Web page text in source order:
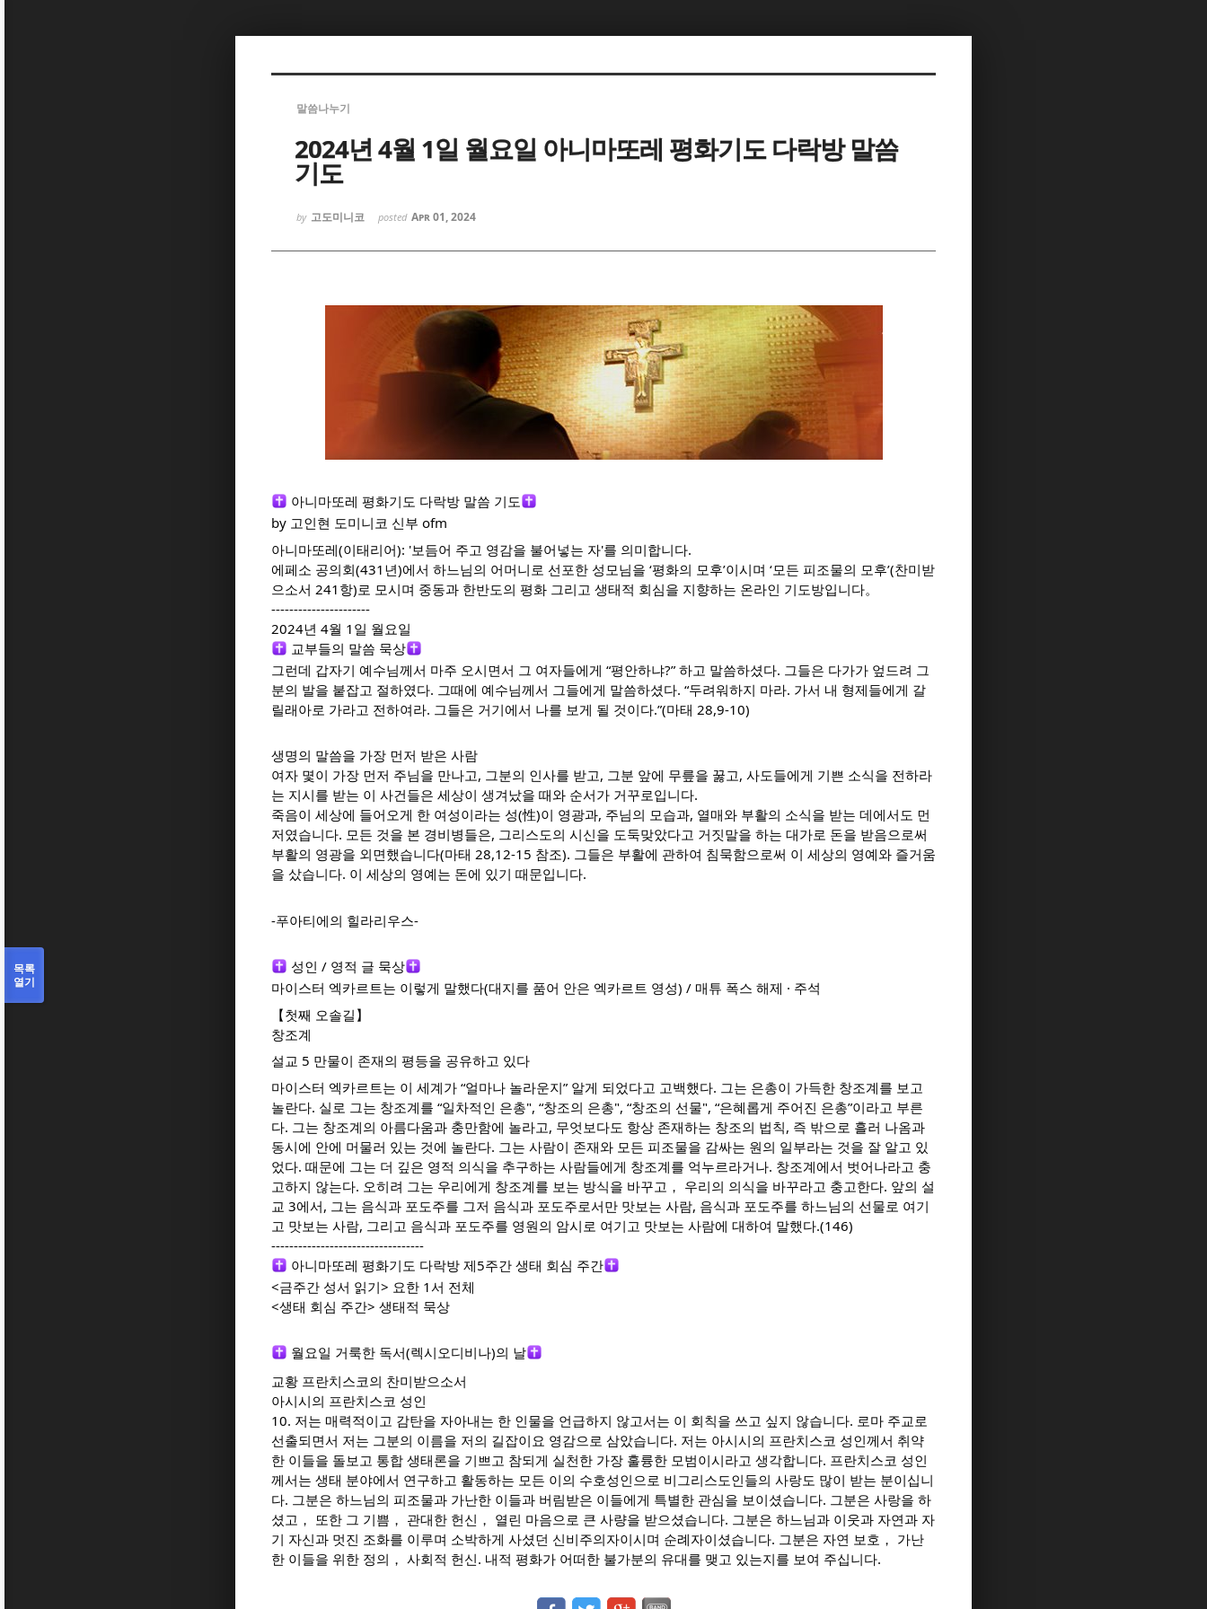
말씀나누기
2024년 4월 1일 월요일 아니마또레 평화기도 다락방 말씀
기도
by 고도미니코 posted Apr 01, 2024
아니마또레 평화기도 다락방 말씀 기도
by 고인현 도미니코 신부 ofm
아니마또레(이태리어): '보듬어 주고 영감을 불어넣는 자'를 의미합니다.
에페소 공의회(431년)에서 하느님의 어머니로 선포한 성모님을 ‘평화의 모후’이시며 ‘모든 피조물의 모후’(찬미받
으소서 241항)로 모시며 중동과 한반도의 평화 그리고 생태적 회심을 지향하는 온라인 기도방입니다。
----------------------
2024년 4월 1일 월요일
교부들의 말씀 묵상
그런데 갑자기 예수님께서 마주 오시면서 그 여자들에게 “평안하냐?” 하고 말씀하셨다. 그들은 다가가 엎드려 그
분의 발을 붙잡고 절하였다. 그때에 예수님께서 그들에게 말씀하셨다. “두려워하지 마라. 가서 내 형제들에게 갈
릴래아로 가라고 전하여라. 그들은 거기에서 나를 보게 될 것이다.”(마태 28,9-10)
생명의 말씀을 가장 먼저 받은 사람
여자 몇이 가장 먼저 주님을 만나고, 그분의 인사를 받고, 그분 앞에 무릎을 꿇고, 사도들에게 기쁜 소식을 전하라
는 지시를 받는 이 사건들은 세상이 생겨났을 때와 순서가 거꾸로입니다.
죽음이 세상에 들어오게 한 여성이라는 성(性)이 영광과, 주님의 모습과, 열매와 부활의 소식을 받는 데에서도 먼
저였습니다. 모든 것을 본 경비병들은, 그리스도의 시신을 도둑맞았다고 거짓말을 하는 대가로 돈을 받음으로써
부활의 영광을 외면했습니다(마태 28,12-15 참조). 그들은 부활에 관하여 침묵함으로써 이 세상의 영예와 즐거움
을 샀습니다. 이 세상의 영예는 돈에 있기 때문입니다.
-푸아티에의 힐라리우스-
성인 / 영적 글 묵상
마이스터 엑카르트는 이렇게 말했다(대지를 품어 안은 엑카르트 영성) / 매튜 폭스 해제 · 주석
【첫째 오솔길】
창조계
설교 5 만물이 존재의 평등을 공유하고 있다
마이스터 엑카르트는 이 세계가 “얼마나 놀라운지” 알게 되었다고 고백했다. 그는 은총이 가득한 창조계를 보고
놀란다. 실로 그는 창조계를 “일차적인 은총", “창조의 은총", “창조의 선물", “은혜롭게 주어진 은총”이라고 부른
다. 그는 창조계의 아름다움과 충만함에 놀라고, 무엇보다도 항상 존재하는 창조의 법칙, 즉 밖으로 흘러 나옴과
동시에 안에 머물러 있는 것에 놀란다. 그는 사람이 존재와 모든 피조물을 감싸는 원의 일부라는 것을 잘 알고 있
었다. 때문에 그는 더 깊은 영적 의식을 추구하는 사람들에게 창조계를 억누르라거나. 창조계에서 벗어나라고 충
고하지 않는다. 오히려 그는 우리에게 창조계를 보는 방식을 바꾸고， 우리의 의식을 바꾸라고 충고한다. 앞의 설
교 3에서, 그는 음식과 포도주를 그저 음식과 포도주로서만 맛보는 사람, 음식과 포도주를 하느님의 선물로 여기
고 맛보는 사람, 그리고 음식과 포도주를 영원의 암시로 여기고 맛보는 사람에 대하여 말했다.(146)
----------------------------------
아니마또레 평화기도 다락방 제5주간 생태 회심 주간
<금주간 성서 읽기> 요한 1서 전체
<생태 회심 주간> 생태적 묵상
월요일 거룩한 독서(렉시오디비나)의 날
교황 프란치스코의 찬미받으소서
아시시의 프란치스코 성인
10. 저는 매력적이고 감탄을 자아내는 한 인물을 언급하지 않고서는 이 회칙을 쓰고 싶지 않습니다. 로마 주교로
선출되면서 저는 그분의 이름을 저의 길잡이요 영감으로 삼았습니다. 저는 아시시의 프란치스코 성인께서 취약
한 이들을 돌보고 통합 생태론을 기쁘고 참되게 실천한 가장 훌륭한 모범이시라고 생각합니다. 프란치스코 성인
께서는 생태 분야에서 연구하고 활동하는 모든 이의 수호성인으로 비그리스도인들의 사랑도 많이 받는 분이십니
다. 그분은 하느님의 피조물과 가난한 이들과 버림받은 이들에게 특별한 관심을 보이셨습니다. 그분은 사랑을 하
셨고， 또한 그 기쁨， 관대한 헌신， 열린 마음으로 큰 사량을 받으셨습니다. 그분은 하느님과 이웃과 자연과 자
기 자신과 멋진 조화를 이루며 소박하게 사셨던 신비주의자이시며 순례자이셨습니다. 그분은 자연 보호， 가난
한 이들을 위한 정의， 사회적 헌신. 내적 평화가 어떠한 불가분의 유대를 맺고 있는지를 보여 주십니다.
목록
열기
Sketchbook5, 스케치북5
Sketchbook5, 스케치북5
Sketchbook5, 스케치북5
Sketchbook5, 스케치북5